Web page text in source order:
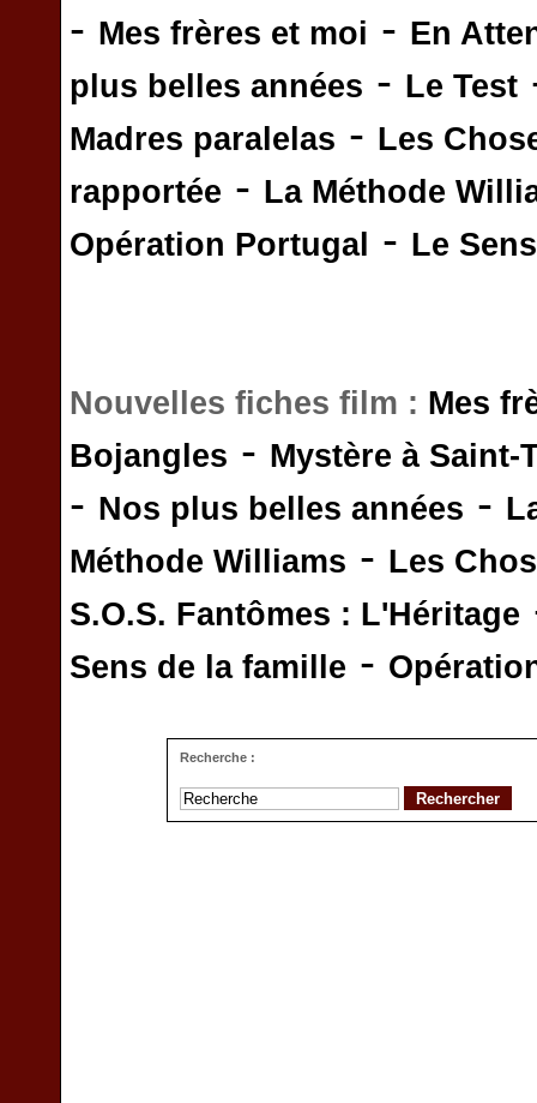
- Mes frères et moi - En
plus belles années - Le Test
Madres paralelas - Les
rapportée - La Méthode
Opération Portugal
- Le
Nouvelles fiches film : Mes
Bojangles - Mystère à Saint-
- Nos plus belles années -
Méthode Williams - Les
S.O.S. Fantômes : L'Héritage
Sens de la famille -
Recherche :